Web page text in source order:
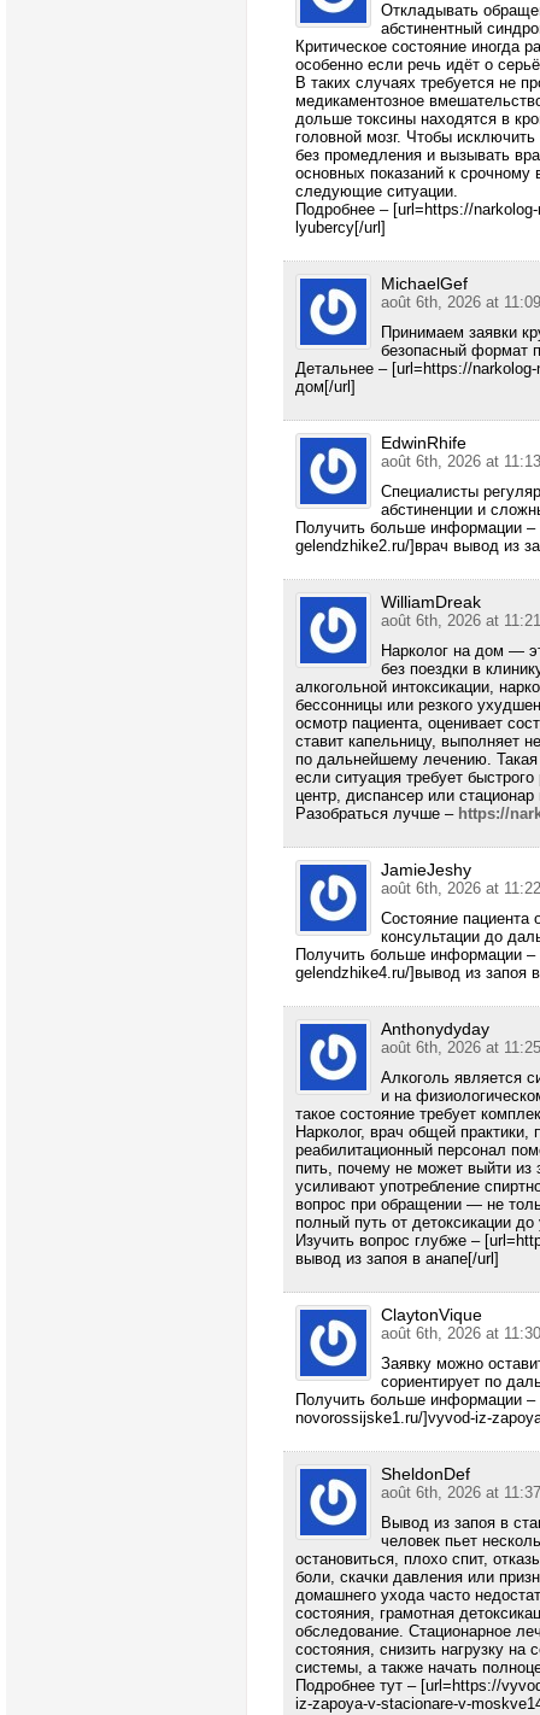
Откладывать
абстинентный
Критическое состояние иногда
особенно если речь идёт о
В таких случаях требуется не
медикаментозное
дольше токсины находятся в
головной мозг. Чтобы
без промедления и вызывать
основных показаний к
следующие ситуации.
Подробнее – [url=https://
lyubercy[/url]
MichaelGef
août 6th, 2026 at 11:09
Принимаем заявки
безопасный формат
Детальнее – [url=https://
дом[/url]
EdwinRhife
août 6th, 2026 at 11:13
Специалисты
абстиненции и
Получить больше информации
gelendzhike2.ru/]врач вывод из
WilliamDreak
août 6th, 2026 at 11:21
Нарколог на дом —
без поездки в
алкогольной интоксикации,
бессонницы или резкого
осмотр пациента, оценивает
ставит капельницу, выполняет
по дальнейшему лечению.
если ситуация требует
центр, диспансер или
Разобраться лучше – https://
JamieJeshy
août 6th, 2026 at 11:22
Состояние пациента
консультации до
Получить больше информации
gelendzhike4.ru/]вывод из запоя
Anthonydyday
août 6th, 2026 at 11:25
Алкоголь является
и на
такое состояние требует
Нарколог, врач общей практики,
реабилитационный персонал
пить, почему не может выйти из
усиливают употребление
вопрос при обращении — не
полный путь от детоксикации до
Изучить вопрос глубже –
вывод из запоя в анапе[/url]
ClaytonVique
août 6th, 2026 at 11:30
Заявку можно
сориентирует по
Получить больше информации
novorossijske1.ru/]vyvod-iz-
SheldonDef
août 6th, 2026 at 11:37
Вывод из запоя в
человек пьет
остановиться, плохо спит,
боли, скачки давления или
домашнего ухода часто
состояния, грамотная
обследование. Стационарное
состояния, снизить нагрузку
системы, а также начать
Подробнее тут – [url=https://
iz-zapoya-v-stacionare-v-